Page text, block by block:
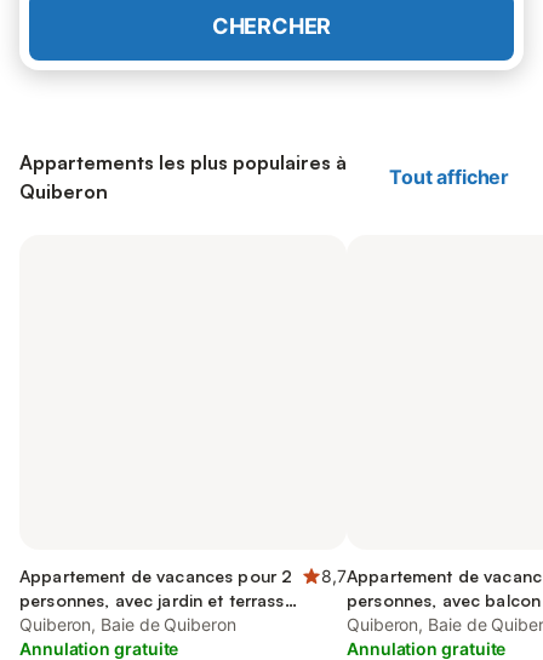
CHERCHER
Appartements les plus populaires à
Quiberon
Tout afficher
Appartement de vacances pour 2
personnes, avec jardin et terrasse,
animaux acceptés
8,7
Quiberon, Baie de Quiberon
Annulation gratuite
Appartement de
personnes, avec balcon
Quiberon, Baie de
Annulation gratuite